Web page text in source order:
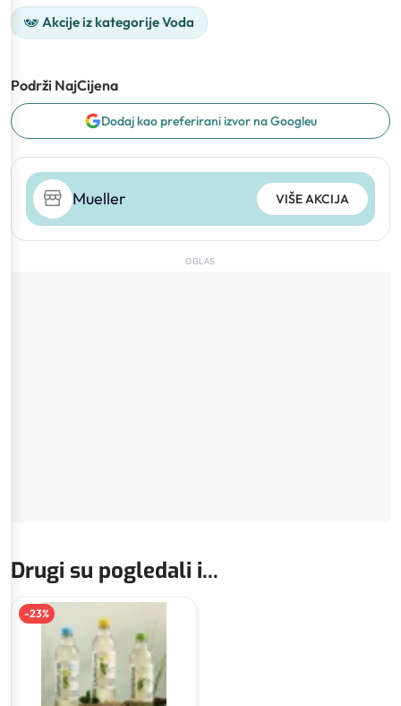
Akcije iz kategorije Voda
Podrži NajCijena
Dodaj kao preferirani izvor na Googleu
Mueller VIŠE AKCIJA
OGLAS
Drugi su pogledali i...
-23%